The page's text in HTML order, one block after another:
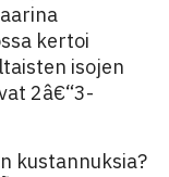
kertoi
isojen
2â€“3-
kustannuksia?